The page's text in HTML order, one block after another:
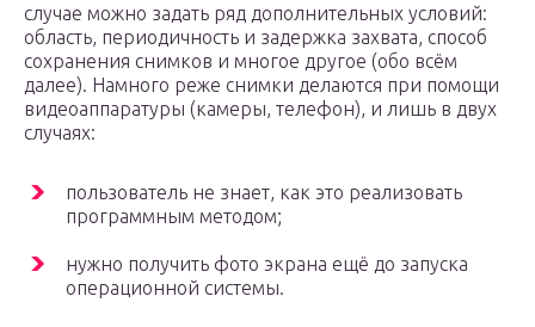
случае можно задать ряд дополнительных условий:
область, периодичность и задержка захвата, способ
сохранения снимков и многое другое (обо всём
далее). Намного реже снимки делаются при помощи
видеоаппаратуры (камеры, телефон), и лишь в двух
случаях:
пользователь не знает, как это реализовать
программным методом;
нужно получить фото экрана ещё до запуска
операционной системы.